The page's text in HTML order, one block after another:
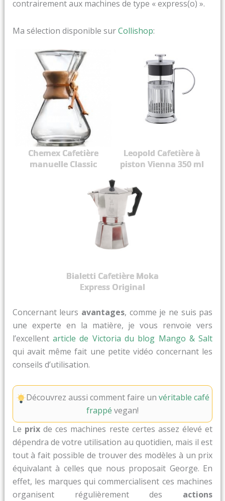
contrairement aux machines de type « express(o) ».
Ma sélection disponible surCollishop:
Chemex Cafetière
manuelle Classic
Leopold Cafetière à
piston Vienna 350 ml
Bialetti Cafetière Moka
Express Original
Concernant leurs avantages, comme je ne suis pas
une experte en la matière, je vous renvoie vers
l’excellent article de Victoria du blog Mango & Salt
qui avait même fait une petite vidéo concernant les
conseils d’utilisation.
Découvrez aussi comment faire un véritable café
frappé vegan!
Le prixde ces machines reste certes assez élevé et
dépendra de votre utilisation au quotidien, mais il est
tout à fait possible de trouver des modèles à un prix
équivalant à celles que nous proposait George. En
effet, les marques qui commercialisent ces machines
organisent régulièrement des actions